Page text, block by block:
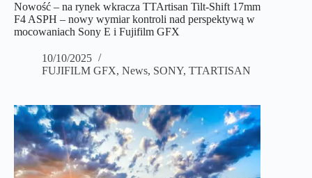
Nowość – na rynek wkracza TTArtisan Tilt-Shift 17mm
F4 ASPH – nowy wymiar kontroli nad perspektywą w
mocowaniach Sony E i Fujifilm GFX
10/10/2025
FUJIFILM GFX, News, SONY, TTARTISAN